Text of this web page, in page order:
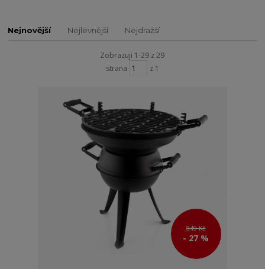
Nejnovější Nejlevnější Nejdražší
Zobrazuji 1-29 z 29
strana
z 1
849 Kč
- 27 %